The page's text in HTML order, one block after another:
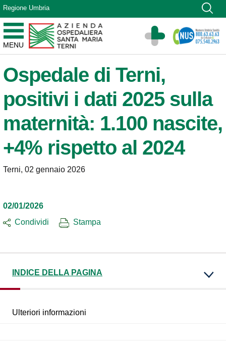
Vai ai contenuti
Vai al menu di navigazione
Vai al footer
Regione Umbria
MENU
Azienda Ospedaliera Santa Maria di Terni
Sito Istituzionale
Ospedale di Terni,
positivi i dati 2025 sulla
maternità: 1.100 nascite,
+4% rispetto al 2024
Terni, 02 gennaio 2026
02/01/2026
Condividi
Stampa
INDICE DELLA PAGINA
Ulteriori informazioni